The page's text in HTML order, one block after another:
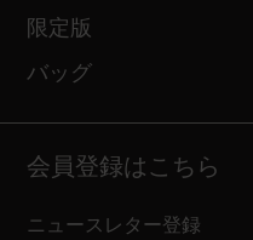
限定版
バッグ
会員登録はこちら
ニュースレター登録